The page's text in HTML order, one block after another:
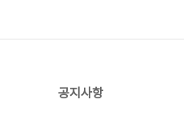
공지사항